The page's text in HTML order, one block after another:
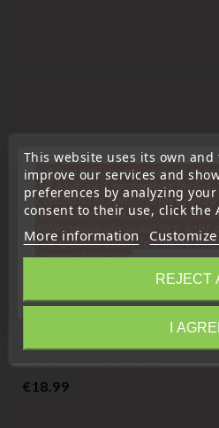
Door handle
Rear Door Lock Cylinder For
€18.99Price
This website uses its own
improve our services and
preferences by analyzing
consent to their use, click the
More information
REJECT
I
« Attention, notre société sera
10 aout au 1 septembre
commandes sont traitées
le service réparation nous
télécommande avant le 6 aout
réexpédiée avant le 7 aout.
compréhension»
Close